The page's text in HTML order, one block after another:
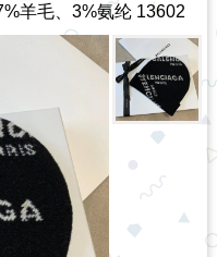
羊毛、3%氨纶 13602